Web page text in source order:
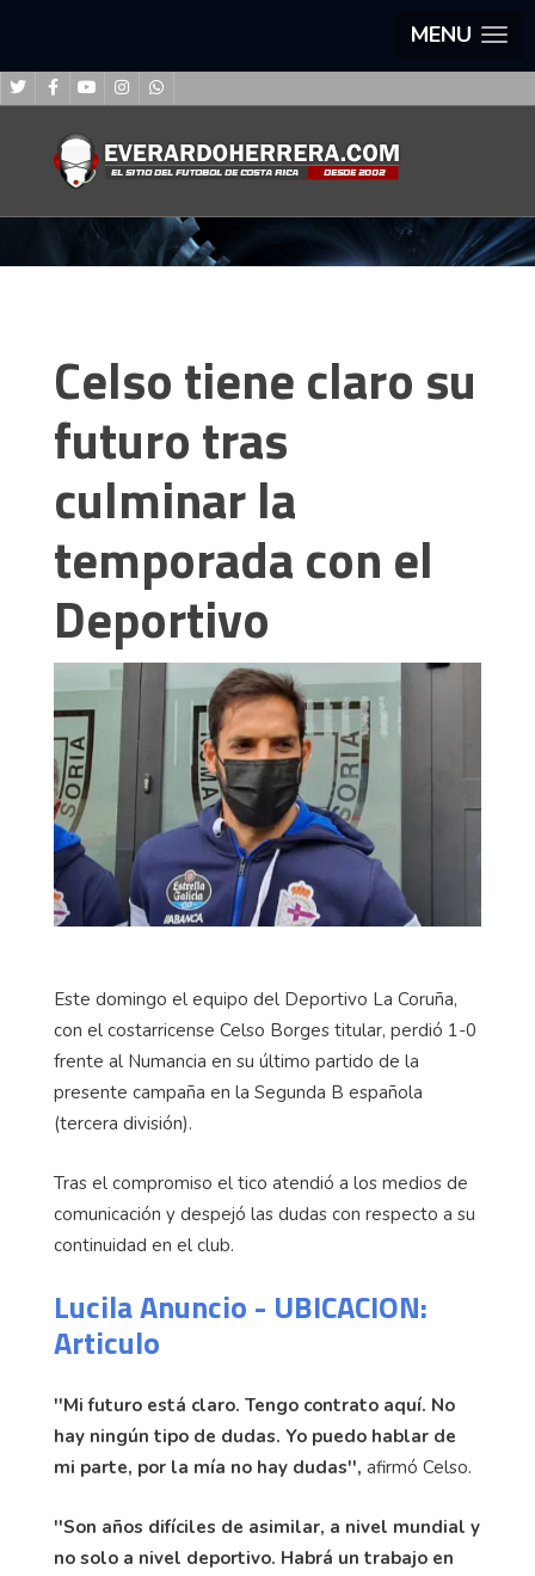
MENU
Celso tiene claro su
futuro tras
culminar la
temporada con el
Deportivo
Este domingo el equipo del Deportivo La Coruña,
con el costarricense Celso Borges titular, perdió 1-0
frente al Numancia en su último partido de la
presente campaña en la Segunda B española
(tercera división).
Tras el compromiso el tico atendió a los medios de
comunicación y despejó las dudas con respecto a su
continuidad en el club.
Lucila Anuncio - UBICACION:
Articulo
''Mi futuro está claro. Tengo contrato aquí. No
hay ningún tipo de dudas. Yo puedo hablar de
mi parte, por la mía no hay dudas'', afirmó Celso.
''Son años difíciles de asimilar, a nivel mundial y
no solo a nivel deportivo. Habrá un trabajo en